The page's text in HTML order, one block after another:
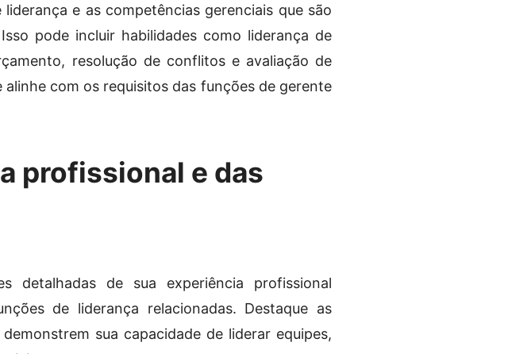
e as competências gerenciais que são
pode incluir habilidades como liderança de
resolução de conflitos e avaliação de
com os requisitos das funções de gerente
profissional e das
detalhadas de sua experiência profissional
de liderança relacionadas. Destaque as
sua capacidade de liderar equipes,